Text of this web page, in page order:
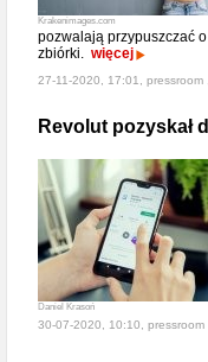
Krakenimages.com
pozwalają przypuszczać
zbiórki. więcej
27-11-2020, 17:01, pressroom ,
Revolut pozyskał
Daniel Krasoń
30-07-2020, 10:10, pressroom ,